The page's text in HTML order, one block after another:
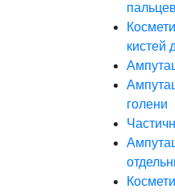
кистей
голени